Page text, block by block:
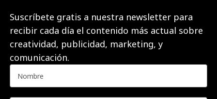
Suscríbete gratis a nuestra newsletter para
recibir cada día el contenido más actual sobre
creatividad, publicidad, marketing, y
comunicación.